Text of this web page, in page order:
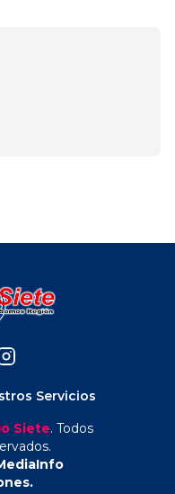
Humanizado
Servicios
Siete. Todos